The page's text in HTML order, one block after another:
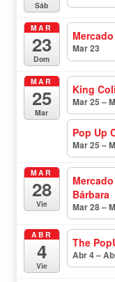
Sáb
MAR
23
Dom
Mar 23
MAR
25
Mar
King
Mar 25 –
Pop Up
Mar 25 –
MAR
28
Vie
Bárbara
Mar 28 –
ABR
4
Vie
The
Abr 4 –